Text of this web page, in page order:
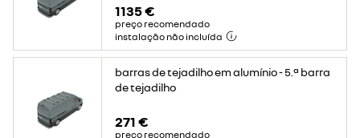
1135 €
preço recomendado
instalação não incluída
barras de tejadilho em alumínio - 5.ª barra
de tejadilho
271 €
preço recomendado